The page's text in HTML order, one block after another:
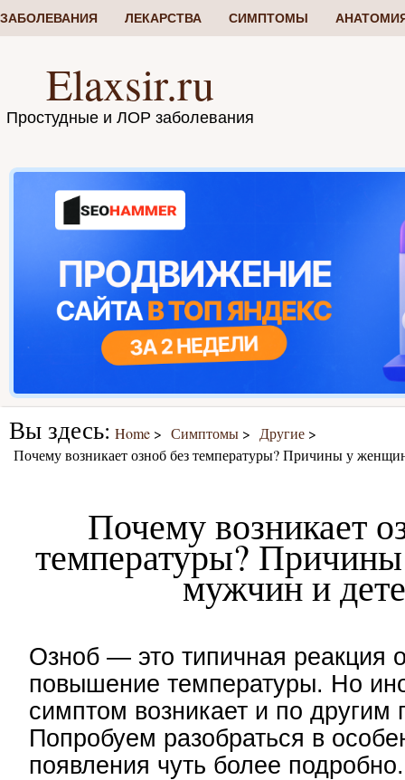
ЗАБОЛЕВАНИЯ ЛЕКАРСТВА СИМПТОМЫ
Elaxsir.ru
Простудные и ЛОР заболевания
Вы здесь: Home Симптомы
Другие
Почему возникает озноб без температуры? Причины у
Почему возникает
температуры?
мужчин и
Озноб — это типичная реакция
повышение температуры. Но
симптом возникает и по другим
Попробуем разобраться в
появления чуть более подробно.